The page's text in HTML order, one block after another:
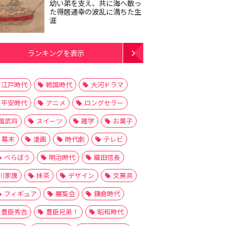
幼い弟を支え、共に海へ散っ
た得居通幸の波乱に満ちた生
涯
ランキングを表示
江戸時代 戦国時代
大河ドラマ
平安時代
アニメ
ロングセラー
武将
スイーツ 雑学
お菓子
幕末
漫画 時代劇
テレビ
べらぼう
明治時代
織田信長
家康
抹茶 デザイン
文房具
フィギュア
展覧会
鎌倉時代
豊臣秀吉
豊臣兄弟！
昭和時代